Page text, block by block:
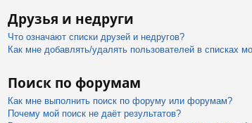
Друзья и недруги
Что означают списки друзей и недругов?
Как мне добавлять/удалять пользователей в списках
Поиск по форумам
Как мне выполнить поиск по форуму или форумам?
Почему мой поиск не даёт результатов?